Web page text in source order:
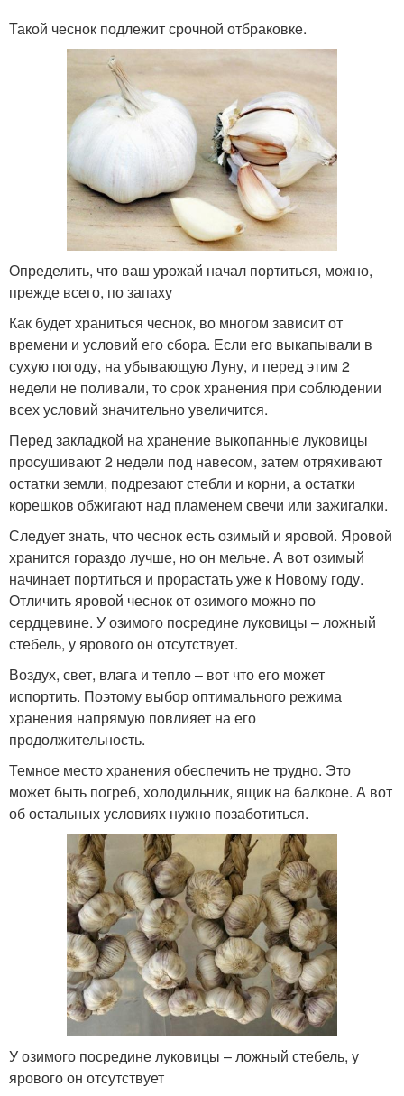
Такой чеснок подлежит срочной отбраковке.
Определить, что ваш урожай начал портиться, можно,
прежде всего, по запаху
Как будет храниться чеснок, во многом зависит от
времени и условий его сбора. Если его выкапывали в
сухую погоду, на убывающую Луну, и перед этим 2
недели не поливали, то срок хранения при соблюдении
всех условий значительно увеличится.
Перед закладкой на хранение выкопанные луковицы
просушивают 2 недели под навесом, затем отряхивают
остатки земли, подрезают стебли и корни, а остатки
корешков обжигают над пламенем свечи или зажигалки.
Следует знать, что чеснок есть озимый и яровой. Яровой
хранится гораздо лучше, но он мельче. А вот озимый
начинает портиться и прорастать уже к Новому году.
Отличить яровой чеснок от озимого можно по
сердцевине. У озимого посредине луковицы – ложный
стебель, у ярового он отсутствует.
Воздух, свет, влага и тепло – вот что его может
испортить. Поэтому выбор оптимального режима
хранения напрямую повлияет на его
продолжительность.
Темное место хранения обеспечить не трудно. Это
может быть погреб, холодильник, ящик на балконе. А вот
об остальных условиях нужно позаботиться.
У озимого посредине луковицы – ложный стебель, у
ярового он отсутствует